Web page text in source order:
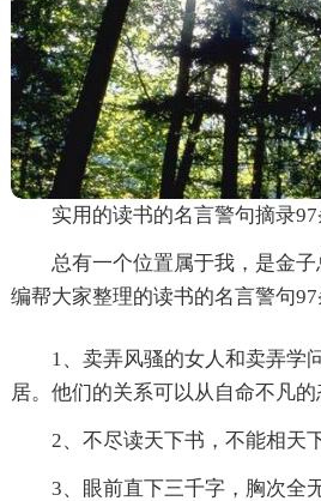
实用的读书的名言警句摘录97
总有一个位置属于我，是金
编帮大家整理的读书的名言警句97
1、卖弄风骚的女人和卖弄学
居。他们的关系可以从自命不凡的
2、不尽读天下书，不能相
3、眼前直下三千字，胸次